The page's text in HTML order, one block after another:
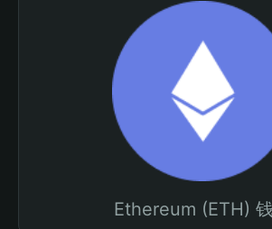
Ethereum (ETH)